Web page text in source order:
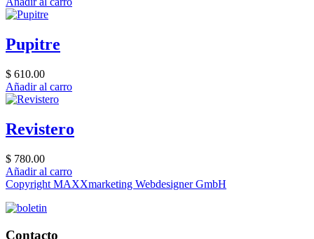
Pupitre
$ 610.00
Añadir al carro
Revistero
$ 780.00
Añadir al carro
Copyright MAXXmarketing Webdesigner GmbH
Contacto